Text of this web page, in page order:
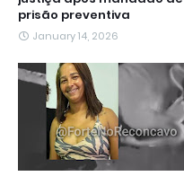
prisão preventiva
January 14, 2026